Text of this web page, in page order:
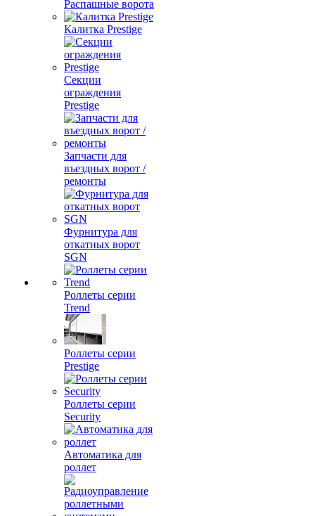
Распашные ворота
Калитка Prestige
Секции
ограждения
Prestige
Запчасти для
въездных ворот /
ремонты
Фурнитура для
откатных ворот
SGN
Роллеты серии
Trend
Роллеты серии
Prestige
Роллеты серии
Security
Автоматика для
роллет